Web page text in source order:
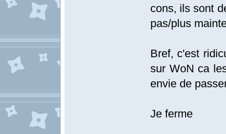
cons, ils sont
pas/plus
Bref, c'est
sur WoN ca
envie de
Je ferme